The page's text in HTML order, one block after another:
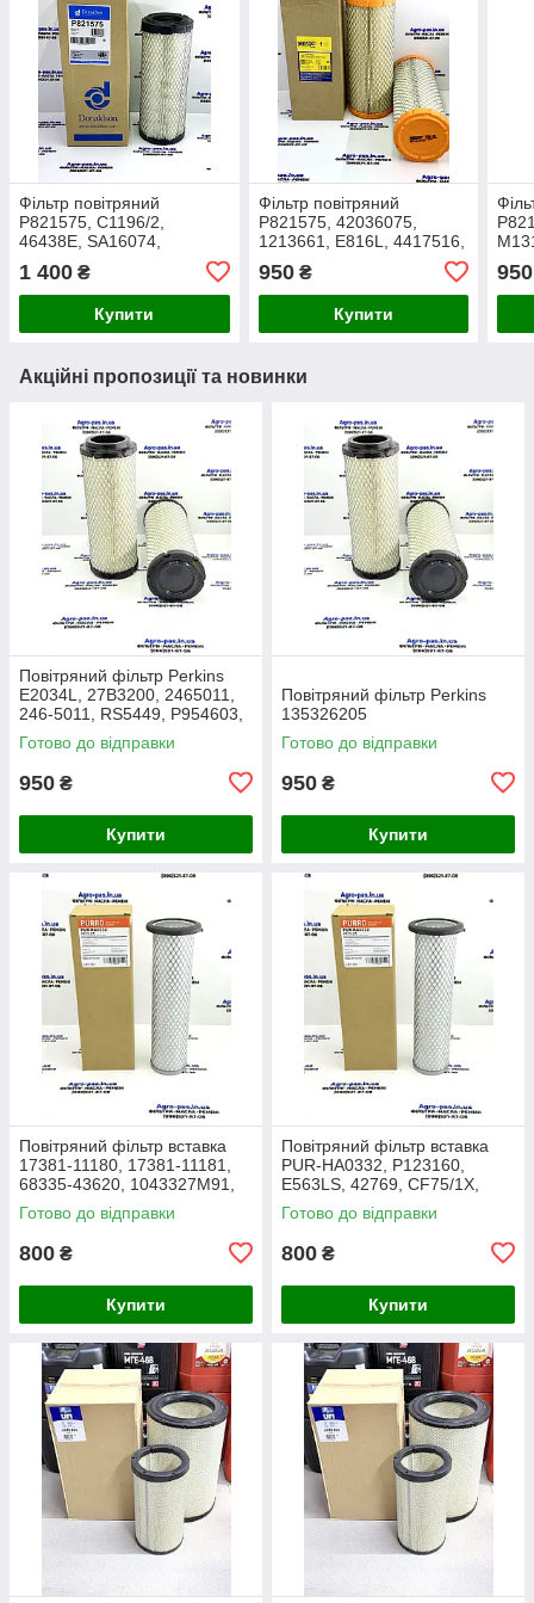
Фільтр повітряний
P821575, C1196/2,
46438E, SA16074,
AF25551, E816L, 4417516,
M131802, RG60690,
YMR001941
1 400 ₴
Купити
Фільтр повітряний
P821575, 42036075,
1213661, E816L, 4417516,
48145952, 86401594,
1213661
950₴
Купити
950
Акційні пропозиції та новинки
Повітряний фільтр Perkins
E2034L, 27B3200, 2465011,
246-5011, RS5449, P954603,
AF26659, 49205, SA16350,
915-851, 20000-13715
Готово до відправки
950 ₴
Купити
Повітряний фільтр Perkins
135326205
Готово до відправки
950 ₴
Купити
Повітряний фільтр вставка
17381-11180, 17381-11181,
68335-43620, 1043327M91,
3438717M1, 1909138,
86504143, PA2489, MD-7134
Готово до відправки
800 ₴
Купити
Повітряний фільтр вставка
PUR-HA0332, P123160,
E563LS, 42769, CF75/1X,
27.016.00, AF1966,
1043327M91, Y05761310,
Готово до відправки
800 ₴
Купити